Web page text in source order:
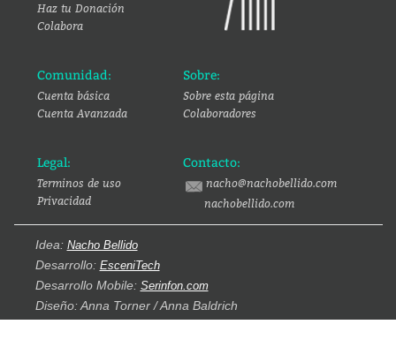
Haz tu Donación
Colabora
Comunidad:
Cuenta básica
Cuenta Avanzada
Sobre:
Sobre esta página
Colaboradores
Legal:
Terminos de uso
Privacidad
Contacto:
nacho@nachobellido.com
nachobellido.com
Idea: Nacho Bellido
Desarrollo: EsceniTech
Desarrollo Mobile: Serinfon.com
Diseño: Anna Torner / Anna Baldrich